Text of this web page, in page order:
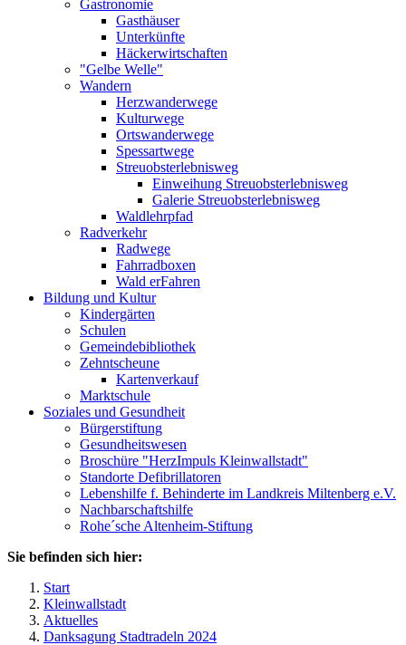
Gastronomie
Gasthäuser
Unterkünfte
Häckerwirtschaften
"Gelbe Welle"
Wandern
Herzwanderwege
Kulturwege
Ortswanderwege
Spessartwege
Streuobsterlebnisweg
Einweihung Streuobsterlebnisweg
Galerie Streuobsterlebnisweg
Waldlehrpfad
Radverkehr
Radwege
Fahrradboxen
Wald erFahren
Bildung und Kultur
Kindergärten
Schulen
Gemeindebibliothek
Zehntscheune
Kartenverkauf
Marktschule
Soziales und Gesundheit
Bürgerstiftung
Gesundheitswesen
Broschüre "HerzImpuls Kleinwallstadt"
Standorte Defibrillatoren
Lebenshilfe f. Behinderte im Landkreis Miltenberg e.V.
Nachbarschaftshilfe
Rohe´sche Altenheim-Stiftung
Sie befinden sich hier:
Start
Kleinwallstadt
Aktuelles
Danksagung Stadtradeln 2024